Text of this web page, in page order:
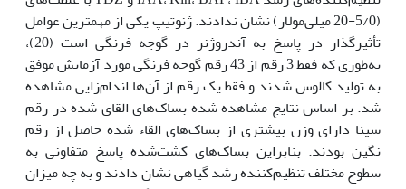
(5/0-20 میلی‌مولار) نشان ندادند. ژنوتیپ یکی از مهمترین عوامل
تأثیرگذار در پاسخ به آندروژنر در گوجه فرنگی است (20)،
به‌طوری که فقط 3 رقم از 43 رقم گوجه فرنگی مورد آزمایش موفق
به تولید کالوس شدند و فقط یک رقم از آن‌ها اندام‌زایی مشاهده
شد. بر اساس نتایج مشاهده شده بساک‌های القای شده در رقم
سینا دارای وزن بیشتری از بساک‌های القاء شده حاصل از رقم
نگین بودند. بنابراین بساک‌های کشت‌شده پاسخ متفاونی به
سطوح مختلف تنظیم‌کننده رشد گیاهی نشان دادند و به چه میزان